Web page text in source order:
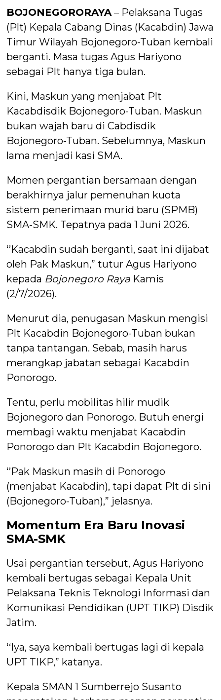
BOJONEGORORAYA – Pelaksana Tugas
(Plt) Kepala Cabang Dinas (Kacabdin) Jawa
Timur Wilayah Bojonegoro-Tuban kembali
berganti. Masa tugas Agus Hariyono
sebagai Plt hanya tiga bulan.
Kini, Maskun yang menjabat Plt
Kacabdisdik Bojonegoro-Tuban. Maskun
bukan wajah baru di Cabdisdik
Bojonegoro-Tuban. Sebelumnya, Maskun
lama menjadi kasi SMA.
Momen pergantian bersamaan dengan
berakhirnya jalur pemenuhan kuota
sistem penerimaan murid baru (SPMB)
SMA-SMK. Tepatnya pada 1 Juni 2026.
‘’Kacabdin sudah berganti, saat ini dijabat
oleh Pak Maskun,” tutur Agus Hariyono
kepada Bojonegoro Raya Kamis
(2/7/2026).
Menurut dia, penugasan Maskun mengisi
Plt Kacabdin Bojonegoro-Tuban bukan
tanpa tantangan. Sebab, masih harus
merangkap jabatan sebagai Kacabdin
Ponorogo.
Tentu, perlu mobilitas hilir mudik
Bojonegoro dan Ponorogo. Butuh energi
membagi waktu menjabat Kacabdin
Ponorogo dan Plt Kacabdin Bojonegoro.
‘’Pak Maskun masih di Ponorogo
(menjabat Kacabdin), tapi dapat Plt di sini
(Bojonegoro-Tuban),” jelasnya.
Momentum Era Baru Inovasi
SMA-SMK
Usai pergantian tersebut, Agus Hariyono
kembali bertugas sebagai Kepala Unit
Pelaksana Teknis Teknologi Informasi dan
Komunikasi Pendidikan (UPT TIKP) Disdik
Jatim.
‘‘Iya, saya kembali bertugas lagi di kepala
UPT TIKP,” katanya.
Kepala SMAN 1 Sumberrejo Susanto